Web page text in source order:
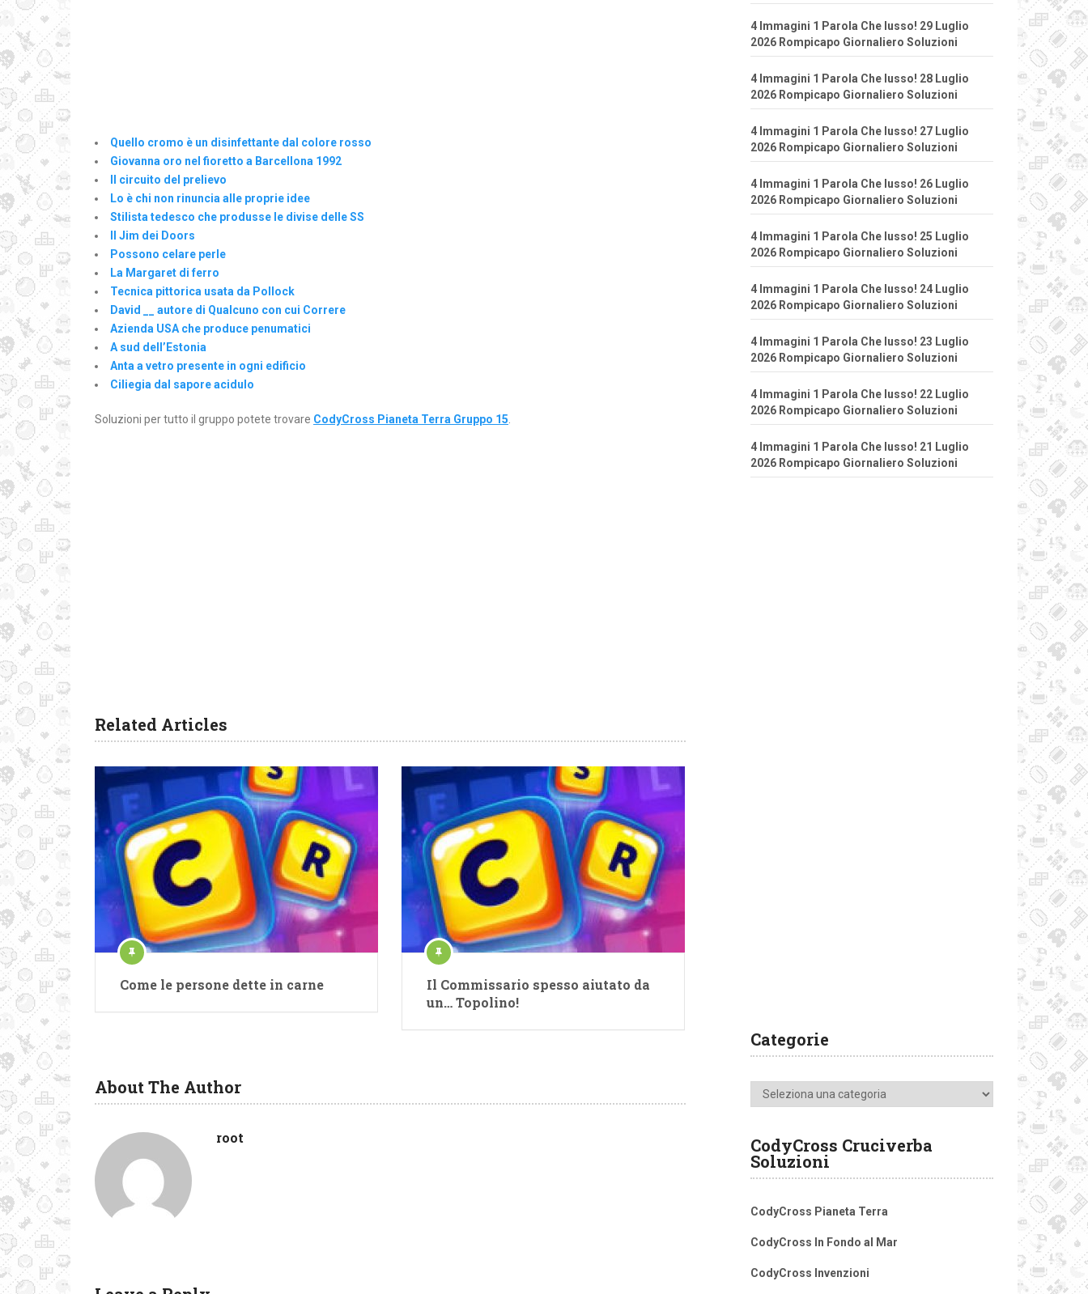
Quello cromo è un disinfettante dal colore rosso
Giovanna oro nel fioretto a Barcellona 1992
Il circuito del prelievo
Lo è chi non rinuncia alle proprie idee
Stilista tedesco che produsse le divise delle SS
Il Jim dei Doors
Possono celare perle
La Margaret di ferro
Tecnica pittorica usata da Pollock
David __ autore di Qualcuno con cui Correre
Azienda USA che produce penumatici
A sud dell’Estonia
Anta a vetro presente in ogni edificio
Ciliegia dal sapore acidulo
Soluzioni per tutto il gruppo potete trovare CodyCross Pianeta Terra Gruppo 15
Related Articles
Come le persone dette in carne
Il Commissario spesso aiutato da
un… Topolino!
About The Author
root
4 Immagini 1 Parola Che lusso! 29 Luglio
2026 Rompicapo Giornaliero Soluzioni
4 Immagini 1 Parola Che lusso! 28 Luglio
2026 Rompicapo Giornaliero Soluzioni
4 Immagini 1 Parola Che lusso! 27 Luglio
2026 Rompicapo Giornaliero Soluzioni
4 Immagini 1 Parola Che lusso! 26 Luglio
2026 Rompicapo Giornaliero Soluzioni
4 Immagini 1 Parola Che lusso! 25 Luglio
2026 Rompicapo Giornaliero Soluzioni
4 Immagini 1 Parola Che lusso! 24 Luglio
2026 Rompicapo Giornaliero Soluzioni
4 Immagini 1 Parola Che lusso! 23 Luglio
2026 Rompicapo Giornaliero Soluzioni
4 Immagini 1 Parola Che lusso! 22 Luglio
2026 Rompicapo Giornaliero Soluzioni
4 Immagini 1 Parola Che lusso! 21 Luglio
2026 Rompicapo Giornaliero Soluzioni
Categorie
Categorie
CodyCross Cruciverba
Soluzioni
CodyCross Pianeta Terra
CodyCross In Fondo al Mar
CodyCross Invenzioni